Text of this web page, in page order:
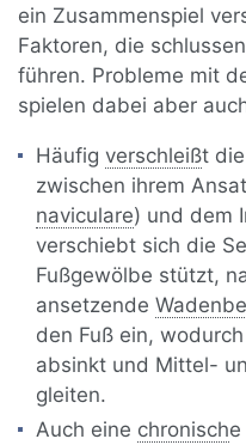
ein Zusammenspiel
Faktoren, die
führen. Probleme mit
spielen dabei aber
Häufigverschleißt
zwischen ihrem
naviculare) und dem
verschiebt sich die
Fußgewölbe stützt,
ansetzende
den Fuß ein,
absinkt und Mittel-
gleiten.
Auch eine chronische